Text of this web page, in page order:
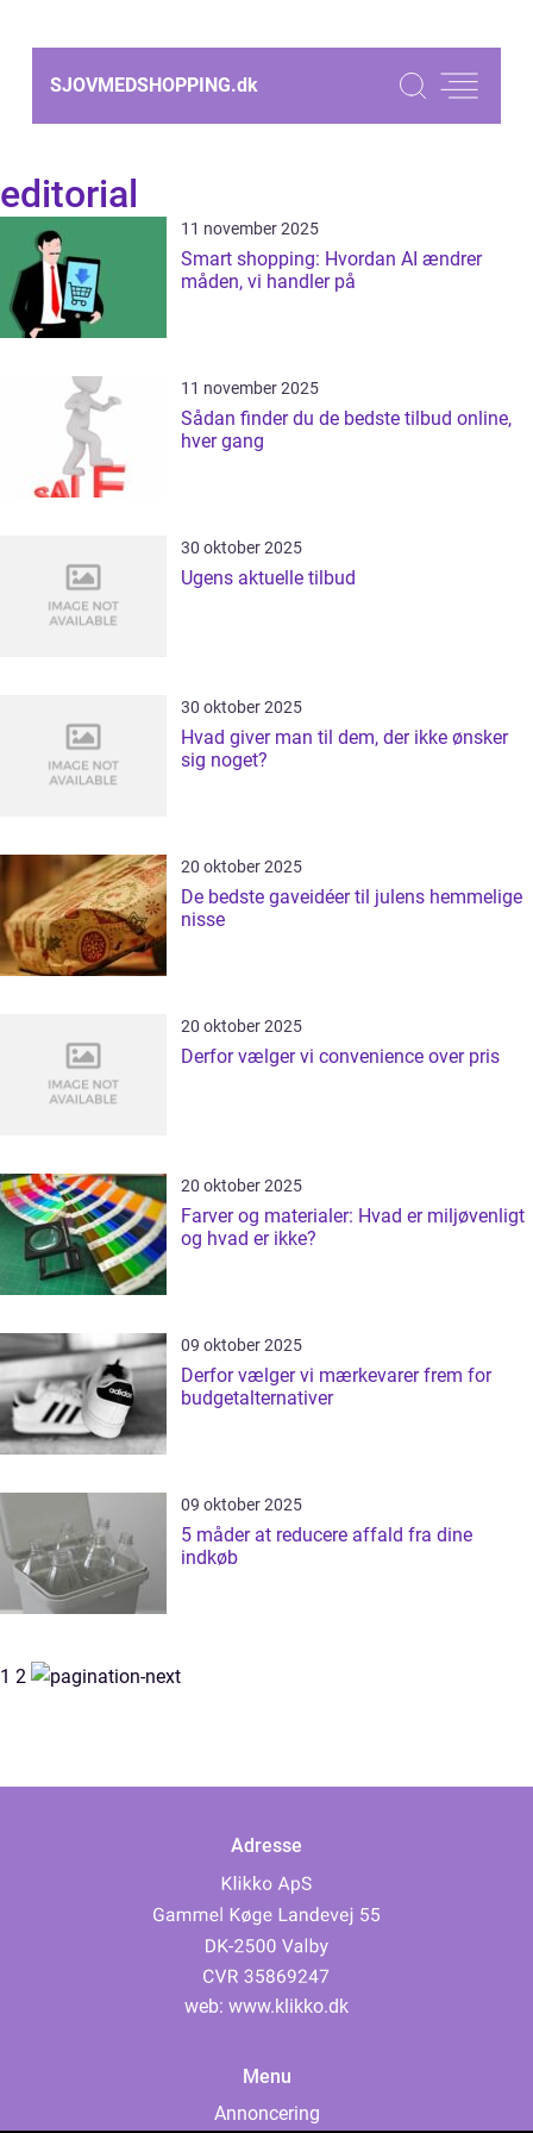
SJOVMEDSHOPPING.dk
editorial
11 november 2025
Smart shopping: Hvordan AI ændrer
måden, vi handler på
11 november 2025
Sådan finder du de bedste tilbud online,
hver gang
30 oktober 2025
Ugens aktuelle tilbud
30 oktober 2025
Hvad giver man til dem, der ikke ønsker
sig noget?
20 oktober 2025
De bedste gaveidéer til julens hemmelige
nisse
20 oktober 2025
Derfor vælger vi convenience over pris
20 oktober 2025
Farver og materialer: Hvad er miljøvenligt
og hvad er ikke?
09 oktober 2025
Derfor vælger vi mærkevarer frem for
budgetalternativer
09 oktober 2025
5 måder at reducere affald fra dine
indkøb
1 2
Adresse
web: www.klikko.dk
Menu
Annoncering